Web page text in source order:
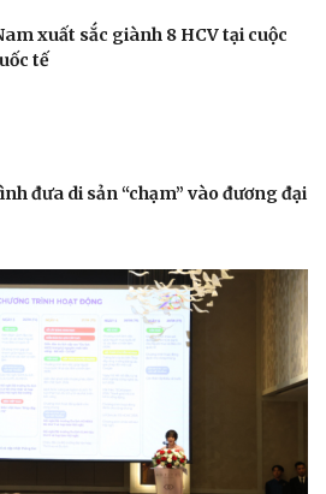
Giải trí
Sao Việt
xuất sắc giành 8 HCV tại cuộc
tế
đưa di sản “chạm” vào đương đại